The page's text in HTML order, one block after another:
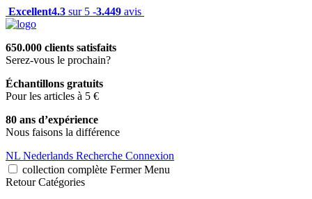
Excellent4.3 sur 5 -3.449 avis
650.000 clients satisfaits
Serez-vous le prochain?
Échantillons gratuits
Pour les articles à 5 €
80 ans d’expérience
Nous faisons la différence
NL Nederlands Recherche Connexion
collection complète Fermer Menu
Retour Catégories